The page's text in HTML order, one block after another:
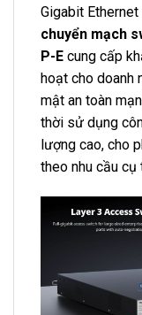
Gigabit
chuyển mạch
P-E cung cấp
hoạt cho doanh
mật an toàn
thời sử dụng
lượng cao, cho
theo nhu cầu cụ